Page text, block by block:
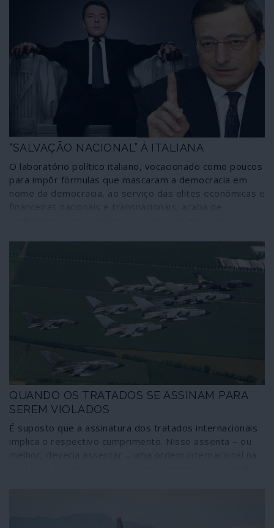
“SALVAÇÃO NACIONAL” À ITALIANA
O laboratório político italiano, vocacionado como poucos
para impôr fórmulas que mascaram a democracia em
nome da democracia, ao serviço das elites económicas e
Draghi, ex-presidente do Banco Central Europeu e um
conhecido agente do Goldman Sachs, o banco norte-
americano que, segundo o seu presidente, desempenha
“o papel de Deus na Terra”.
QUANDO OS TRATADOS SE ASSINAM PARA
SEREM VIOLADOS
É suposto que a assinatura dos tratados internacionais
implica o respectivo cumprimento. Nisso assenta – ou